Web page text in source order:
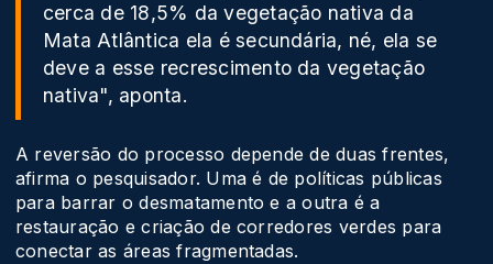
cerca de 18,5% da vegetação nativa da
Mata Atlântica ela é secundária, né, ela se
deve a esse recrescimento da vegetação
nativa", aponta.
A reversão do processo depende de duas frentes,
afirma o pesquisador. Uma é de políticas públicas
para barrar o desmatamento e a outra é a
restauração e criação de corredores verdes para
conectar as áreas fragmentadas.